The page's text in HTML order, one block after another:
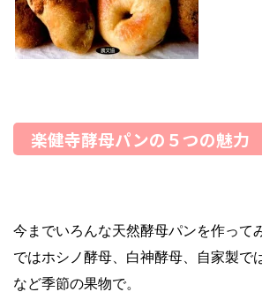
楽健寺酵母パンの５つの魅力
今までいろんな天然酵母パンを作って
ではホシノ酵母、白神酵母、自家製で
など季節の果物で。